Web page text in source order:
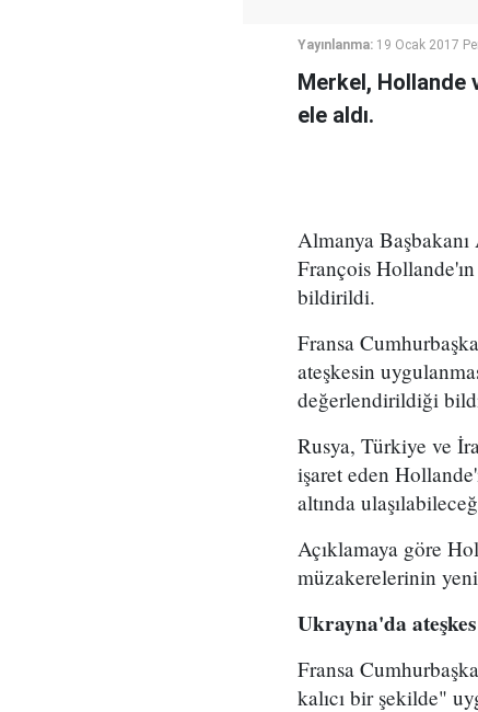
Yayınlanma: 19 Ocak 2017
Merkel, Hollande
ele aldı.
Almanya
François
bildirildi.
Fransa
ateşkesin
değerlendirildiği
Rusya, Türkiye ve
işaret eden
altında
Açıklamaya göre
müzakerelerinin
Ukrayna'da ateşkes
Fransa
kalıcı bir şekilde"